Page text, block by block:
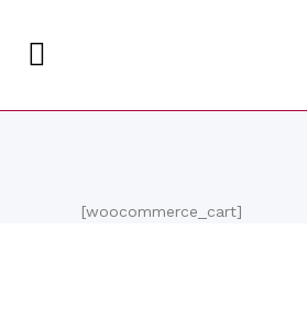
[woocommerce_cart]